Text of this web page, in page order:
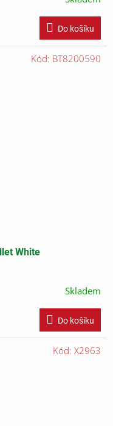
Do košíku
White
Skladem
Do košíku
Kód: BT8200590
Kód: X2963